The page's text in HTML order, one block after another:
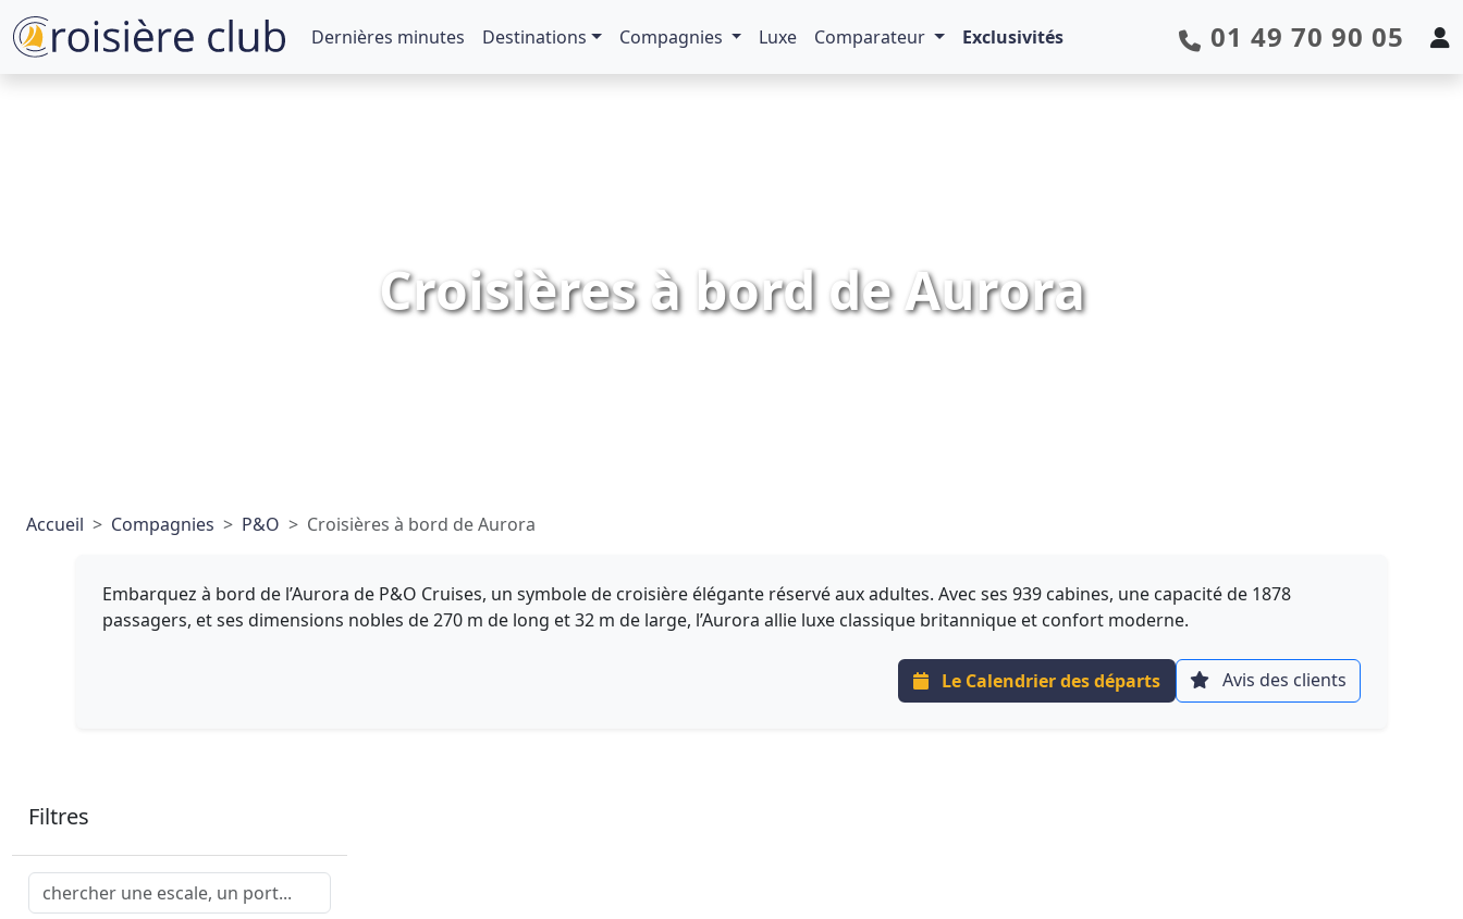
Dernières minutes Destinations Compagnies Luxe Comparateur Exclusivités 01 49 70 90 05
Croisières à bord de Aurora
Accueil Compagnies P&O Croisières à bord de Aurora
Embarquez à bord de l’Aurora de P&O Cruises, un symbole de croisière élégante réservé aux adultes. Avec ses 939 cabines, une capacité de 1878
passagers, et ses dimensions nobles de 270 m de long et 32 m de large, l’Aurora allie luxe classique britannique et confort moderne.
Le Calendrier des départs Avis des clients
Filtres